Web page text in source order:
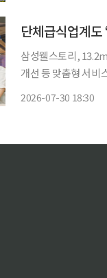
삼성웰스토리,
개선 등 맞춤형 서비스
2026-07-30 18:30